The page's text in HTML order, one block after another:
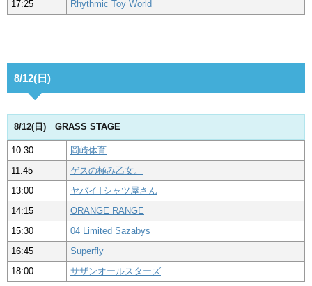
17:25 Rhythmic Toy World
8/12(日)
8/12(日) GRASS STAGE
10:30
岡崎体育
11:45
ゲスの極み乙女。
13:00
ヤバイTシャツ屋さん
14:15
ORANGE RANGE
15:30
04 Limited Sazabys
16:45
Superfly
18:00
サザンオールスターズ